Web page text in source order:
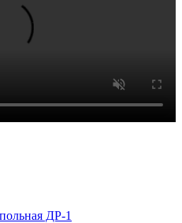
ДР-1